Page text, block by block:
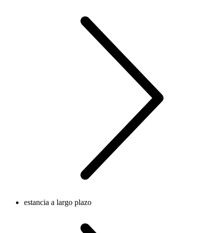
estancia a largo plazo